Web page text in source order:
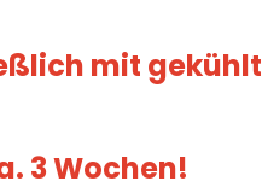
mit
3 Wochen!